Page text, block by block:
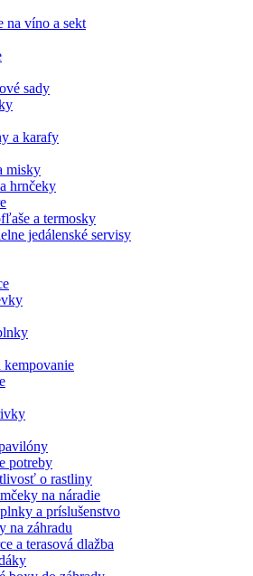
na víno a sekt
sady
a karafy
misky
hrnčeky
a termosky
jedálenské servisy
kempovanie
potreby
o rastliny
na náradie
a príslušenstvo
na záhradu
a terasová dlažba